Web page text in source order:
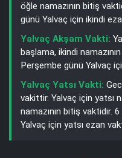
öğle namazının bitiş
günü Yalvaç için ikindi
Yalvaç Akşam Vakti:
başlama, ikindi
Perşembe günü Yalvaç
Yalvaç Yatsı Vakti:
vakittir. Yalvaç için yatsı
namazının bitiş vaktidir.
Yalvaç için yatsı ezan